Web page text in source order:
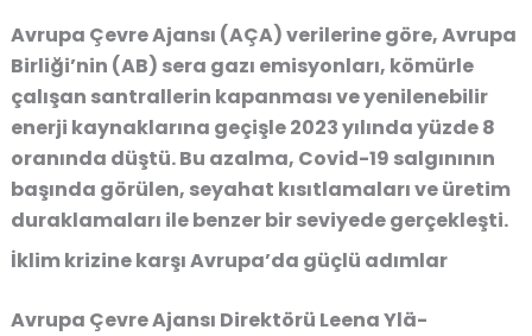
Avrupa Çevre Ajansı (AÇA) verilerine göre, Avrupa
Birliği’nin (AB) sera gazı emisyonları, kömürle
çalışan santrallerin kapanması ve yenilenebilir
enerji kaynaklarına geçişle 2023 yılında yüzde 8
oranında düştü. Bu azalma, Covid-19 salgınının
başında görülen, seyahat kısıtlamaları ve üretim
duraklamaları ile benzer bir seviyede gerçekleşti.
İklim krizine karşı Avrupa’da güçlü adımlar
Avrupa Çevre Ajansı Direktörü Leena Ylä-